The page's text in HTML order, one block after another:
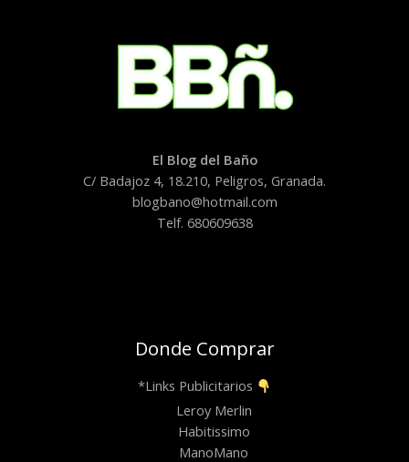
El Blog del Baño
C/ Badajoz 4, 18.210, Peligros, Granada.
blogbano@hotmail.com
Telf. 680609638
Donde Comprar
*Links Publicitarios
Leroy Merlin
Habitissimo
ManoMano